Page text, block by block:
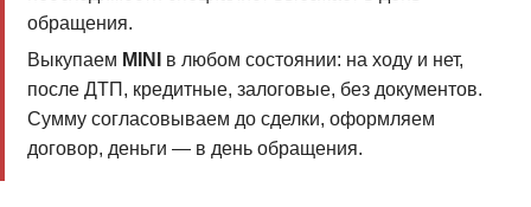
обращения.
Выкупаем MINI
в любом состоянии: на ходу и нет,
после ДТП, кредитные, залоговые, без документов.
Сумму согласовываем до сделки, оформляем
договор, деньги — в день обращения.